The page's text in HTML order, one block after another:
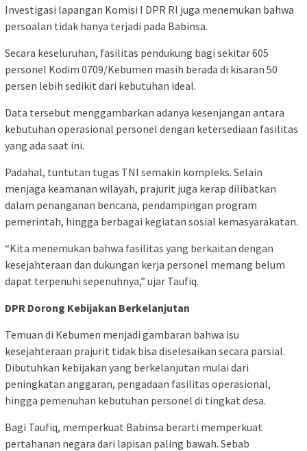
Investigasi lapangan Komisi I DPR RI juga menemukan bahwa
persoalan tidak hanya terjadi pada Babinsa.
Secara keseluruhan, fasilitas pendukung bagi sekitar 605
personel Kodim 0709/Kebumen masih berada di kisaran 50
persen lebih sedikit dari kebutuhan ideal.
Data tersebut menggambarkan adanya kesenjangan antara
kebutuhan operasional personel dengan ketersediaan fasilitas
yang ada saat ini.
Padahal, tuntutan tugas TNI semakin kompleks. Selain
menjaga keamanan wilayah, prajurit juga kerap dilibatkan
dalam penanganan bencana, pendampingan program
pemerintah, hingga berbagai kegiatan sosial kemasyarakatan.
“Kita menemukan bahwa fasilitas yang berkaitan dengan
kesejahteraan dan dukungan kerja personel memang belum
dapat terpenuhi sepenuhnya,” ujar Taufiq.
DPR Dorong Kebijakan Berkelanjutan
Temuan di Kebumen menjadi gambaran bahwa isu
kesejahteraan prajurit tidak bisa diselesaikan secara parsial.
Dibutuhkan kebijakan yang berkelanjutan mulai dari
peningkatan anggaran, pengadaan fasilitas operasional,
hingga pemenuhan kebutuhan personel di tingkat desa.
Bagi Taufiq, memperkuat Babinsa berarti memperkuat
pertahanan negara dari lapisan paling bawah. Sebab